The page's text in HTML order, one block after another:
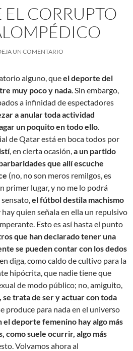
EL CORRUPTO
UN COMENTARIO
alguno, queel deporte del
muy poco y nada . Sin embargo,
a infinidad de espectadores
a anular toda actividad
un poquito en todo ello
de Qatar está en boca todos por
, en cierta ocasión, a un partido
que allí escuche
(no, no son meros remilgos, es
primer lugar, y no me lo podrá
el fútbol destila machismo
hay quien señala en ella un repulsivo
Esto es así hasta el punto
que han declarado tener una
se pueden contar con los dedos
diga, como caldo de cultivo para la
hipócrita, que nadie tiene que
de modo público; no, amiguito,
trata de ser y actuar con toda
produce para nada en el universo
el deporte femenino hay algo más
como suele ocurrir, algo más
Volvamos ahora al